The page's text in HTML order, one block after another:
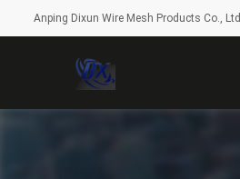
Anping Dixun Wire Mesh Products Co., Ltd